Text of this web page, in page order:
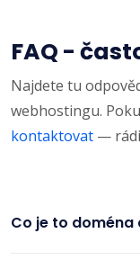
FAQ -
Najdete tu
webhostingu.
kontaktovat —
Co je to